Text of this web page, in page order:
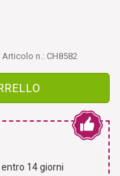
n.: CH8582
14 giorni